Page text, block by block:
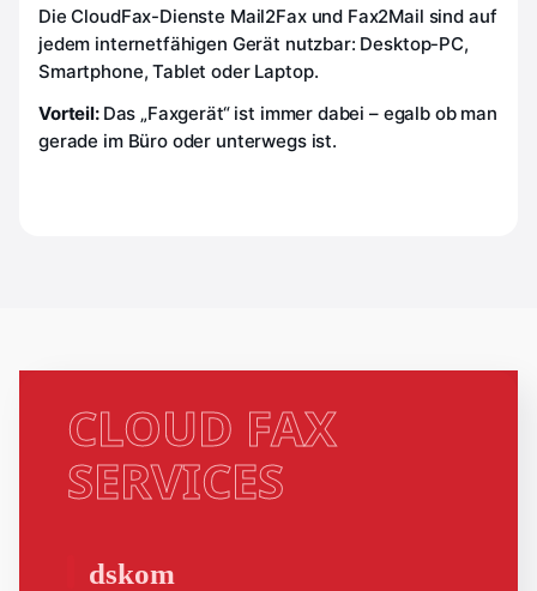
Die CloudFax-Dienste Mail2Fax und Fax2Mail sind auf
jedem internetfähigen Gerät nutzbar: Desktop-PC,
Smartphone, Tablet oder Laptop.
Vorteil: Das „Faxgerät“ ist immer dabei – egalb ob man
gerade im Büro oder unterwegs ist.
CLOUD FAX
SERVICES
dskom